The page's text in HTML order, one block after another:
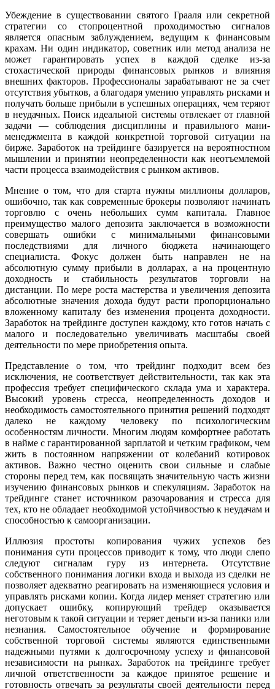
Убеждение в существовании святого Грааля или секретной
стратегии со стопроцентной проходимостью сигналов
является опасным заблуждением, ведущим к финансовым
крахам. Ни один индикатор, советник или метод анализа не
может гарантировать успех в каждой сделке из-за
стохастической природы финансовых рынков и влияния
внешних факторов. Профессионалы зарабатывают не за счет
отсутствия убытков, а благодаря умению управлять рисками и
получать больше прибыли в успешных операциях, чем теряют
в неудачных. Поиск идеальной системы отвлекает от главной
задачи — соблюдения дисциплины и правильного мани-
менеджмента в каждой конкретной торговой ситуации на
бирже. Заработок на трейдинге базируется на вероятностном
мышлении и принятии неопределенности как неотъемлемой
части процесса взаимодействия с рынком активов.
Мнение о том, что для старта нужны миллионы долларов,
ошибочно, так как современные брокеры позволяют начинать
торговлю с очень небольших сумм капитала. Главное
преимущество малого депозита заключается в возможности
совершать ошибки с минимальными финансовыми
последствиями для личного бюджета начинающего
специалиста. Фокус должен быть направлен не на
абсолютную сумму прибыли в долларах, а на процентную
доходность и стабильность результатов торговли на
дистанции. По мере роста мастерства и увеличения депозита
абсолютные значения дохода будут расти пропорционально
вложенному капиталу без изменения процента доходности.
Заработок на трейдинге доступен каждому, кто готов начать с
малого и последовательно увеличивать масштабы своей
деятельности по мере приобретения опыта.
Представление о том, что трейдинг подходит всем без
исключения, не соответствует действительности, так как эта
профессия требует специфического склада ума и характера.
Высокий уровень стресса, неопределенность доходов и
необходимость самостоятельного принятия решений подходят
далеко не каждому человеку по психологическим
особенностям личности. Многим людям комфортнее работать
в найме с гарантированной зарплатой и четким графиком, чем
жить в постоянном напряжении от колебаний котировок
активов. Важно честно оценить свои сильные и слабые
стороны перед тем, как посвящать значительную часть жизни
изучению финансовых рынков и спекуляциям. Заработок на
трейдинге станет источником разочарования и стресса для
тех, кто не обладает необходимой устойчивостью к неудачам и
способностью к самоорганизации.
Иллюзия простоты копирования чужих успехов без
понимания сути процессов приводит к тому, что люди слепо
следуют сигналам гуру из интернета. Отсутствие
собственного понимания логики входа и выхода из сделки не
позволяет адекватно реагировать на изменяющиеся условия и
управлять рисками копии. Когда лидер меняет стратегию или
допускает ошибку, копирующий трейдер оказывается
неготовым к такой ситуации и теряет деньги из-за паники или
незнания. Самостоятельное обучение и формирование
собственной торговой системы являются единственными
надежными путями к долгосрочному успеху и финансовой
независимости на рынках. Заработок на трейдинге требует
личной ответственности за каждое принятое решение и
готовность отвечать за результаты своей деятельности перед